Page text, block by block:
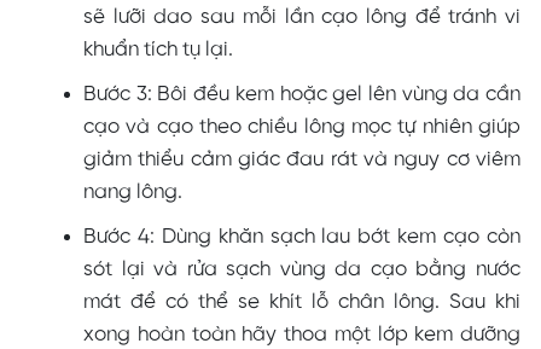
sẽ lưỡi dao sau mỗi lần cạo lông để tránh vi
khuẩn tích tụ lại.
Bước 3: Bôi đều kem hoặc gel lên vùng da cần
cạo và cạo theo chiều lông mọc tự nhiên giúp
giảm thiểu cảm giác đau rát và nguy cơ viêm
nang lông.
Bước 4: Dùng khăn sạch lau bớt kem cạo còn
sót lại và rửa sạch vùng da cạo bằng nước
mát để có thể se khít lỗ chân lông. Sau khi
xong hoàn toàn hãy thoa một lớp kem dưỡng